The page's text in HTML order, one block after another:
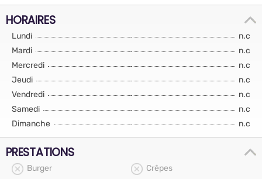
HORAIRES
Lundi
n.c
Mardi
n.c
Mercredi
n.c
Jeudi
n.c
Vendredi
n.c
Samedi
n.c
Dimanche
n.c
PRESTATIONS
Burger
Crêpes